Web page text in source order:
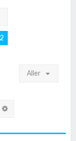
2
Aller